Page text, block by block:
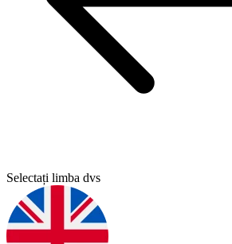
Selectați limba dvs